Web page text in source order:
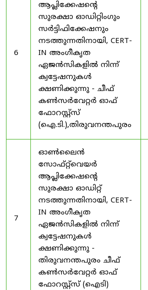
6
ആപ്ലിക്കേഷന്റെ
സുരക്ഷാ ഓഡിറ്റിംഗും
സർട്ടിഫിക്കേഷനും
നടത്തുന്നതിനായി, CERT-
IN അംഗീകൃത
ഏജൻസികളിൽ നിന്ന്
ക്വട്ടേഷനുകൾ
ക്ഷണിക്കുന്നു - ചീഫ്
കൺസർവേറ്റർ ഓഫ്
ഫോറസ്റ്റ്സ്
(ഐ.ടി.),തിരുവനന്തപുരം
7
ഓൺലൈൻ
സോഫ്റ്റ്‌വെയർ
ആപ്ലിക്കേഷന്റെ
സുരക്ഷാ ഓഡിറ്റ്
നടത്തുന്നതിനായി, CERT-
IN അംഗീകൃത
ഏജൻസികളിൽ നിന്ന്
ക്വട്ടേഷനുകൾ
ക്ഷണിക്കുന്നു -
തിരുവനന്തപുരം ചീഫ്
കൺസർവേറ്റർ ഓഫ്
ഫോറസ്റ്റ്സ് (ഐടി)